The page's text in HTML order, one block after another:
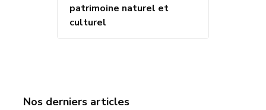
patrimoine naturel et
culturel
Nos derniers articles